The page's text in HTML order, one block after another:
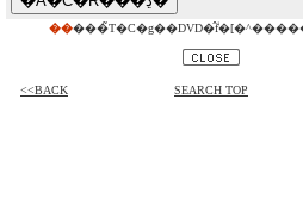
��
<<BACK SEARCH TOP